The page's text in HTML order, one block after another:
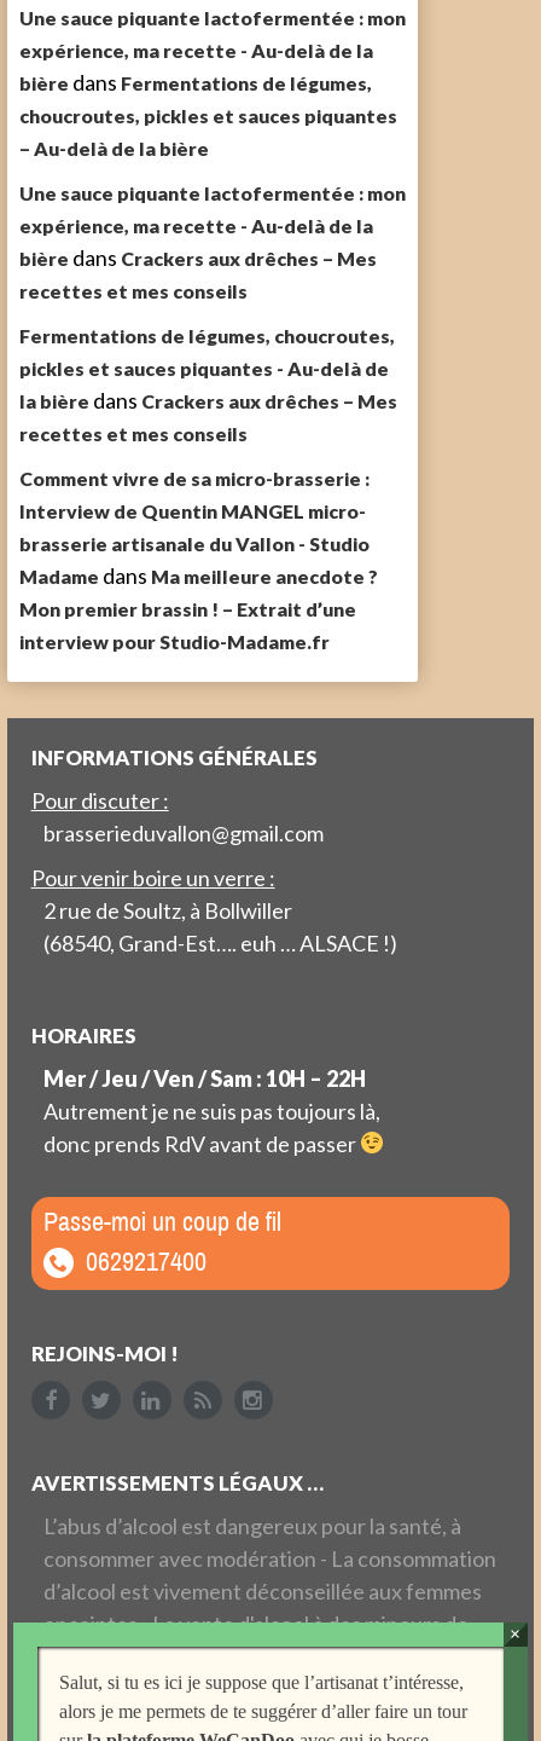
Une sauce piquante lactofermentée : mon
expérience, ma recette - Au-delà de la
bière dans Fermentations de légumes,
choucroutes, pickles et sauces piquantes
– Au-delà de la bière
Une sauce piquante lactofermentée : mon
expérience, ma recette - Au-delà de la
bière dans Crackers aux drêches – Mes
recettes et mes conseils
Fermentations de légumes, choucroutes,
pickles et sauces piquantes - Au-delà de
la bière dans Crackers aux drêches – Mes
recettes et mes conseils
Comment vivre de sa micro-brasserie :
Interview de Quentin MANGEL micro-
brasserie artisanale du Vallon - Studio
Madame dans Ma meilleure anecdote ?
Mon premier brassin ! – Extrait d’une
interview pour Studio-Madame.fr
INFORMATIONS GÉNÉRALES
Pour discuter :
brasserieduvallon@gmail.com
Pour venir boire un verre :
2 rue de Soultz, à Bollwiller
(68540, Grand-Est…. euh … ALSACE !)
HORAIRES
Mer / Jeu / Ven / Sam : 10H – 22H
Autrement je ne suis pas toujours là,
donc prends RdV avant de passer
Passe-moi un coup de fil
0629217400
REJOINS-MOI !
AVERTISSEMENTS LÉGAUX …
L’abus d’alcool est dangereux pour la santé, à
consommer avec modération - La consommation
d’alcool est vivement déconseillée aux femmes
enceintes - La vente d'alcool à des mineurs de
moins de 18 ans est interdite - En accédant aux
offres et à la boutique, vous déclarez avoir 18 ans
révolus - Vous utilisez les informations contenues
Salut, si tu es ici je suppose que l’artisanat t’intéresse,
alors je me permets de te suggérer d’aller faire un tour